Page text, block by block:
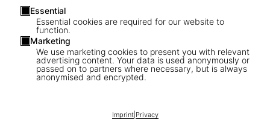
Essential
Essential cookies are required for our website to
function.
Marketing
We use marketing cookies to present you with relevant
advertising content. Your data is used anonymously or
passed on to partners where necessary, but is always
anonymised and encrypted.
Imprint| Privacy
1/16
Hiroshige & Eisen. The Sixty-Nine
Stations along the Kisokaido